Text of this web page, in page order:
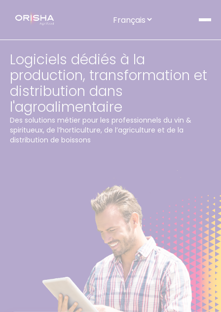
Logiciels dédiés à la
production, transformation et
distribution dans
l'agroalimentaire
Des solutions métier pour les professionnels du vin &
spiritueux, de l’horticulture, de l’agriculture et de la
distribution de boissons